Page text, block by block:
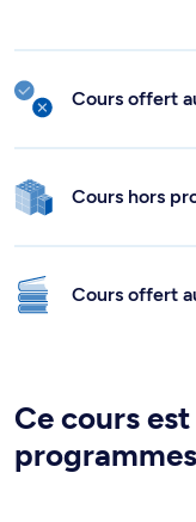
Cours offert
Cours hors
Cours offert
Ce cours